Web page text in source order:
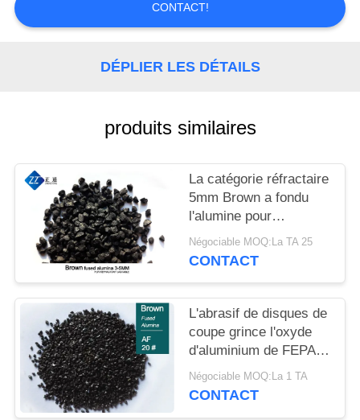
NOUVELLES
CITATION
PLAN
SITE
POLITIQUE
CONFIDENTIALITÉ
CONTACT!
DÉPLIER LES DÉTAILS
produits similaires
La catégorie réfractaire
5mm Brown a fondu
l'alumine pour
Castables
Négociable MOQ:La TA 25
CONTACT
L'abrasif de disques de
coupe grince l'oxyde
d'aluminium de FEPA
20# Brown
Négociable MOQ:La 1 TA
CONTACT